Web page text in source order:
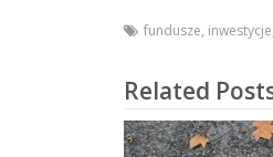
fundusze, inwestycje
Related